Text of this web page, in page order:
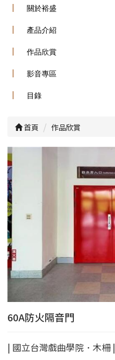
關於裕盛
產品介紹
作品欣賞
影音專區
目錄
首頁 作品欣賞
60A防火隔音門
| 國立台灣戲曲學院．木柵 |